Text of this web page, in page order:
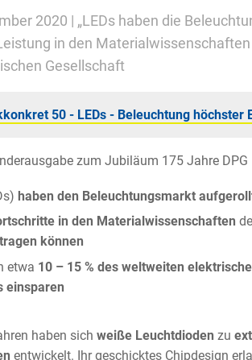
2020 | „LEDs haben die
in den
Gesellschaft
50 - LEDs - Beleuchtung höchster
zum Jubiläum 175 Jahre DPG
haben den Beleuchtungsmarkt
in den Materialwissenschaften
können
etwa 10 – 15 % des weltweiten
einsparen
haben sich weiße Leuchtdioden zu
entwickelt. Ihr geschicktes Chipdesign